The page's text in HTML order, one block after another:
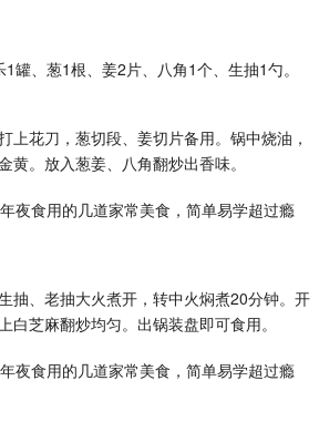
罐、葱1根、姜2片、八角1个、生抽1勺。
上花刀，葱切段、姜切片备用。锅中烧油，
黄。放入葱姜、八角翻炒出香味。
抽、老抽大火煮开，转中火焖煮20分钟。开
白芝麻翻炒均匀。出锅装盘即可食用。